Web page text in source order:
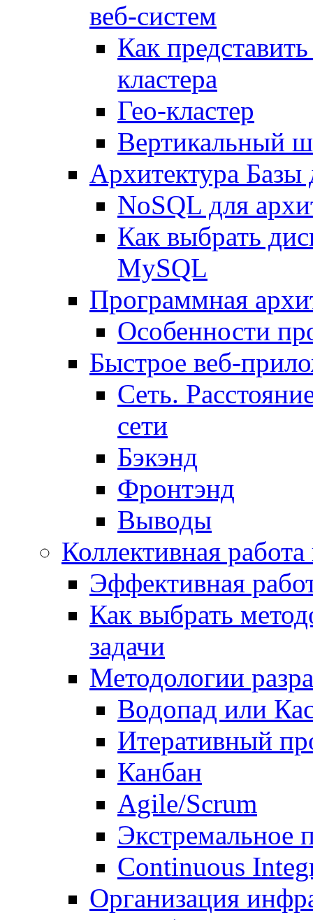
веб-систем
Как
кластера
Гео-кластер
Вертикальный
Архитектура
NoSQL для
Как выбрать
MySQL
Программная
Особенности
Быстрое веб-
Сеть.
сети
Бэкэнд
Фронтэнд
Выводы
Коллективная
Эффективная
Как выбрать
задачи
Методологии
Водопад или
Итеративный
Канбан
Agile/Scrum
Экстремальное
Continuous
Организация